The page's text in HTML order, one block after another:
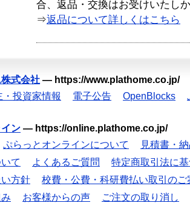
合、返品・交換はお受けいたし
⇒返品について詳しくはこちら
式会社 — https://www.plathome.co.jp/
・投資家情報 電子公告 OpenBlocks
ン — https://online.plathome.co.jp/
ぷらっとオンラインについて
見積書・
て
よくあるご質問
特定商取引法に
方針
校費・公費・科研費払い取引のご
お客様からの声 ご注文の取り消し